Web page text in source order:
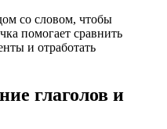
со словом, чтобы
помогает сравнить
и отработать
глаголов и